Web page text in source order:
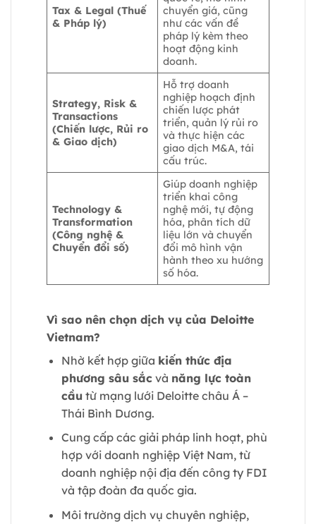
Tax & Legal (Thuế
& Pháp lý)
chuyển giá, cũng
như các vấn đề
pháp lý kèm theo
hoạt động kinh
doanh.
Strategy, Risk &
Transactions
(Chiến lược, Rủi ro
& Giao dịch)
Hỗ trợ doanh
nghiệp hoạch định
chiến lược phát
triển, quản lý rủi ro
và thực hiện các
giao dịch M&A, tái
cấu trúc.
Technology &
Transformation
(Công nghệ &
Chuyển đổi số)
Giúp doanh nghiệp
triển khai công
nghệ mới, tự động
hóa, phân tích dữ
liệu lớn và chuyển
đổi mô hình vận
hành theo xu hướng
số hóa.
Vì sao nên chọn dịch vụ của Deloitte
Vietnam?
Nhờ kết hợp giữa kiến thức địa
phương sâu sắcvà năng lực toàn
cầu từ mạng lưới Deloitte châu Á –
Thái Bình Dương.
Cung cấp các giải pháp linh hoạt, phù
hợp với doanh nghiệp Việt Nam, từ
doanh nghiệp nội địa đến công ty FDI
và tập đoàn đa quốc gia.
Môi trường dịch vụ chuyên nghiệp,